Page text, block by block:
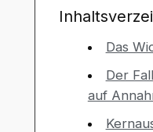
Das
Der
auf